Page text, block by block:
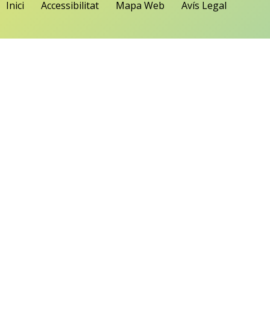
Inici Accessibilitat Mapa Web Avís Legal